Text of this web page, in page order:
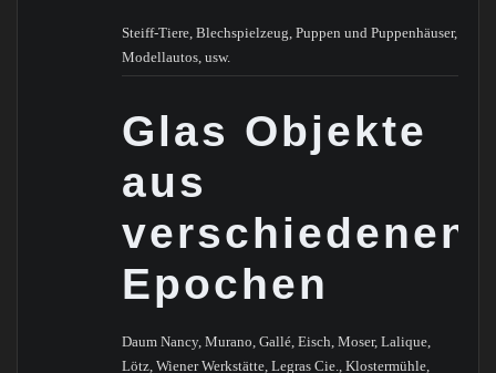
Steiff-Tiere, Blechspielzeug, Puppen und Puppenhäuser,
Modellautos, usw.
Glas Objekte
aus
verschiedenen
Epochen
Daum Nancy, Murano, Gallé, Eisch, Moser, Lalique,
Lötz, Wiener Werkstätte, Legras Cie., Klostermühle,